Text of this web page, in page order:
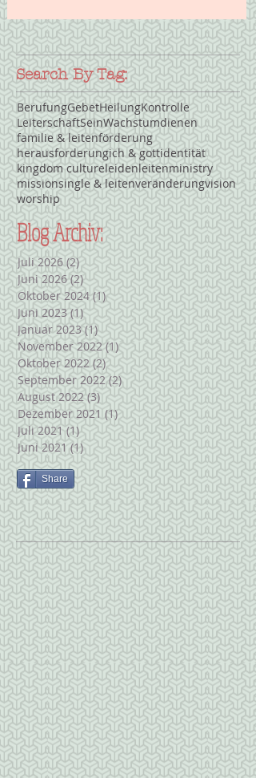
Search By Tag:
BerufungGebetHeilungKontrolle
LeiterschaftSeinWachstumdienen
familie & leitenförderung
herausforderungich & gottidentität
kingdom cultureleidenleitenministry
missionsingle & leitenveränderungvision
worship
Blog Archiv:
Juli 2026 (2)2 Beiträge
Juni 2026 (2)2 Beiträge
Oktober 2024 (1)1 Beitrag
Juni 2023 (1)1 Beitrag
Januar 2023 (1)1 Beitrag
November 2022 (1)1 Beitrag
Oktober 2022 (2)2 Beiträge
September 2022 (2)2 Beiträge
August 2022 (3)3 Beiträge
Dezember 2021 (1)1 Beitrag
Juli 2021 (1)1 Beitrag
Juni 2021 (1)1 Beitrag
Share